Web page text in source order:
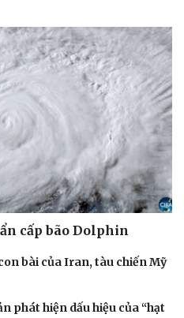
cấp bão Dolphin
bài của Iran, tàu chiến Mỹ
phát hiện dấu hiệu của “hạt